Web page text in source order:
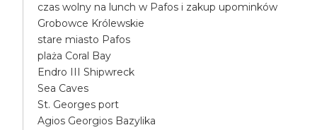
czas wolny na lunch w Pafos i zakup upominków
Grobowce Królewskie
stare miasto Pafos
plaża Coral Bay
Endro III Shipwreck
Sea Caves
St. Georges port
Agios Georgios Bazylika